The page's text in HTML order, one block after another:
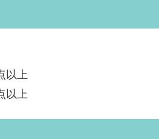
以上
以上